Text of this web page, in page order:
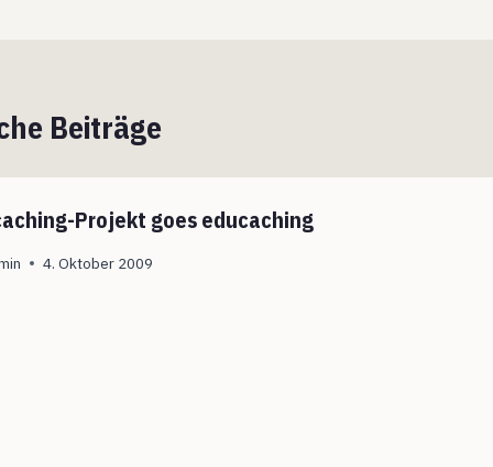
Beiträge
Projekt goes educaching
4. Oktober 2009